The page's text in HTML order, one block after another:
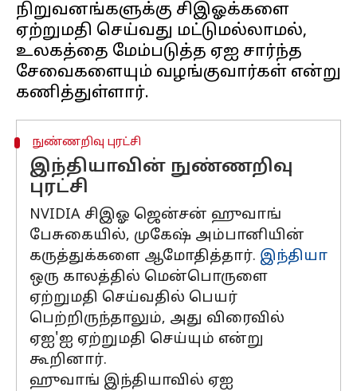
நிறுவனங்களுக்கு சிஇஓக்களை
ஏற்றுமதி செய்வது மட்டுமல்லாமல்,
உலகத்தை மேம்படுத்த ஏஐ சார்ந்த
சேவைகளையும் வழங்குவார்கள் என்று
நுண்ணறிவு புரட்சி
இந்தியாவின் நுண்ணறிவு
புரட்சி
NVIDIA சிஇஓ ஜென்சன் ஹுவாங்
பேசுகையில், முகேஷ் அம்பானியின்
கருத்துக்களை ஆமோதித்தார். இந்தியா
ஒரு காலத்தில் மென்பொருளை
ஏற்றுமதி செய்வதில் பெயர்
பெற்றிருந்தாலும், அது விரைவில்
ஏஐ'ஐ ஏற்றுமதி செய்யும் என்று
கூறினார்.
ஹுவாங் இந்தியாவில் ஏஐ